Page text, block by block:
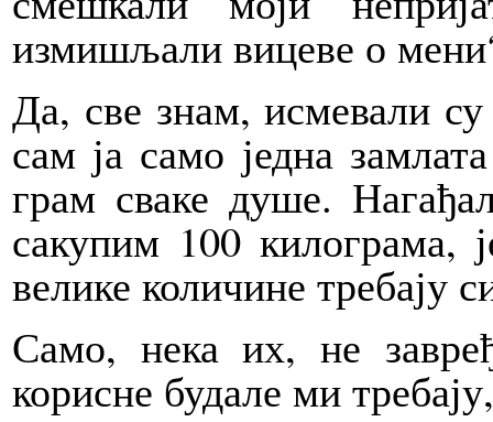
измишљали вицеве о
Да, све знам, исмевали
сам ја само једна
грам сваке душе.
сакупим 100 килограма,
велике количине требају
Само, нека их, не
корисне будале ми